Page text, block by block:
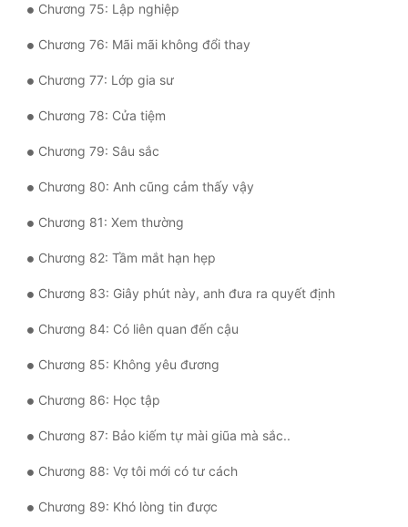
Chương 75: Lập nghiệp
Chương 76: Mãi mãi không đổi thay
Chương 77: Lớp gia sư
Chương 78: Cửa tiệm
Chương 79: Sâu sắc
Chương 80: Anh cũng cảm thấy vậy
Chương 81: Xem thường
Chương 82: Tầm mắt hạn hẹp
Chương 83: Giây phút này, anh đưa ra quyết định
Chương 84: Có liên quan đến cậu
Chương 85: Không yêu đương
Chương 86: Học tập
Chương 87: Bảo kiếm tự mài giũa mà sắc..
Chương 88: Vợ tôi mới có tư cách
Chương 89: Khó lòng tin được